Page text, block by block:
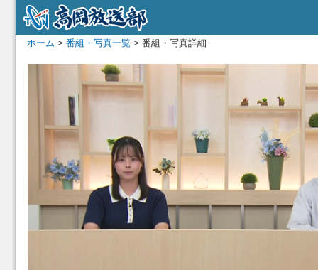
ホーム > 番組・写真一覧 > 番組・写真詳細